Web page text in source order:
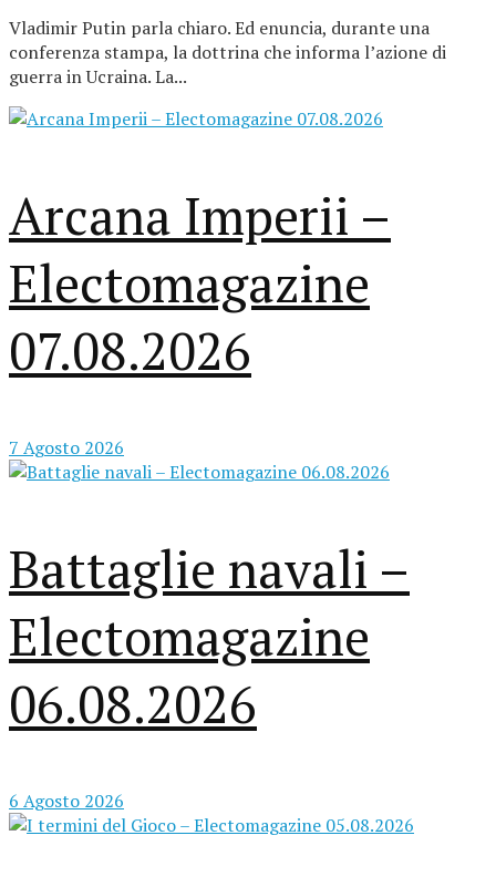
Vladimir Putin parla chiaro. Ed enuncia, durante una
conferenza stampa, la dottrina che informa l’azione di
guerra in Ucraina. La...
Arcana Imperii –
Electomagazine
07.08.2026
7 Agosto 2026
Battaglie navali –
Electomagazine
06.08.2026
6 Agosto 2026